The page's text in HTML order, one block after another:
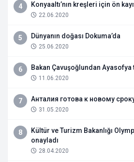
4 Konyaaltı’nın kreşleri için ön
22.06.2020
5 Dünyanın doğası Dokuma’da
25.06.2020
6 Bakan Çavuşoğlundan Ayasofya
11.06.2020
7 Анталия готова к новому
31.05.2020
8
Kültür ve Turizm Bakanlığı
onayladı
28.04.2020